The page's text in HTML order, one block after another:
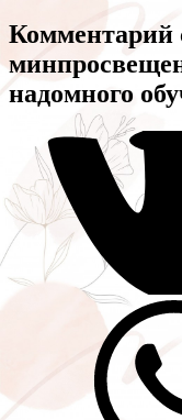
Комментарий
надомного